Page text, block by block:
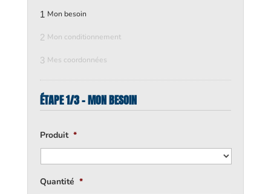
1 Mon besoin
2 Mon conditionnement
3 Mes coordonnées
ÉTAPE 1/3 - MON BESOIN
Produit *
Quantité *